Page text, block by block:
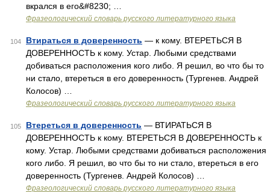
вкрался в его&#8230; …
Фразеологический словарь русского литературного языка
104 Втираться в доверенность — к кому. ВТЕРЕТЬСЯ В
ДОВЕРЕННОСТЬ к кому. Устар. Любыми средствами
добиваться расположения кого либо. Я решил, во что бы то
ни стало, втереться в его доверенность (Тургенев. Андрей
Колосов) …
Фразеологический словарь русского литературного языка
105 Втереться в доверенность — ВТИРАТЬСЯ В
ДОВЕРЕННОСТЬ к кому. ВТЕРЕТЬСЯ В ДОВЕРЕННОСТЬ к
кому. Устар. Любыми средствами добиваться расположения
кого либо. Я решил, во что бы то ни стало, втереться в его
доверенность (Тургенев. Андрей Колосов) …
Фразеологический словарь русского литературного языка